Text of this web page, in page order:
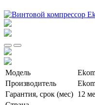
Модель
Производитель
Гарантия, срок (мес) 12